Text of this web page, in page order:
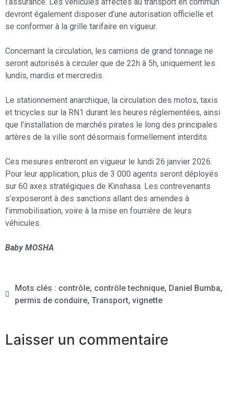
l’assurance. Les véhicules affectés au transport en commun
devront également disposer d’une autorisation officielle et
se conformer à la grille tarifaire en vigueur.
Concernant la circulation, les camions de grand tonnage ne
seront autorisés à circuler que de 22h à 5h, uniquement les
lundis, mardis et mercredis.
Le stationnement anarchique, la circulation des motos, taxis
et tricycles sur la RN1 durant les heures réglementées, ainsi
que l’installation de marchés pirates le long des principales
artères de la ville sont désormais formellement interdits.
Ces mesures entreront en vigueur le lundi 26 janvier 2026.
Pour leur application, plus de 3 000 agents seront déployés
sur 60 axes stratégiques de Kinshasa. Les contrevenants
s’exposeront à des sanctions allant des amendes à
l’immobilisation, voire à la mise en fourrière de leurs
véhicules.
Baby MOSHA
Mots clés : contrôle, contrôle technique, Daniel Bumba,
permis de conduire, Transport, vignette
Laisser un commentaire